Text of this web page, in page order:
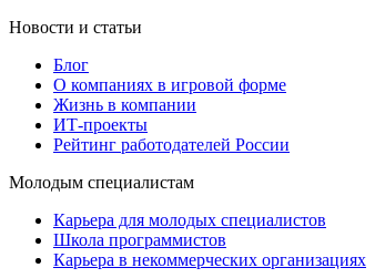
Новости и статьи
Блог
О компаниях в игровой форме
Жизнь в компании
ИТ-проекты
Рейтинг работодателей России
Молодым специалистам
Карьера для молодых специалистов
Школа программистов
Карьера в некоммерческих организациях